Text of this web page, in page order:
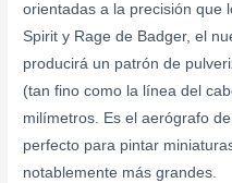
orientadas a la precisión que
Spirit y Rage de Badger, el
producirá un patrón de
(tan fino como la línea del
milímetros. Es el aerógrafo
perfecto para pintar
notablemente más grandes.